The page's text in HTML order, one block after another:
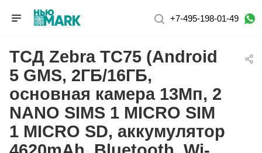
+7-495-198-01-49
ТСД Zebra TC75 (Android
5 GMS, 2ГБ/16ГБ,
основная камера 13Мп, 2
NANO SIMS 1 MICRO SIM
1 MICRO SD, аккумулятор